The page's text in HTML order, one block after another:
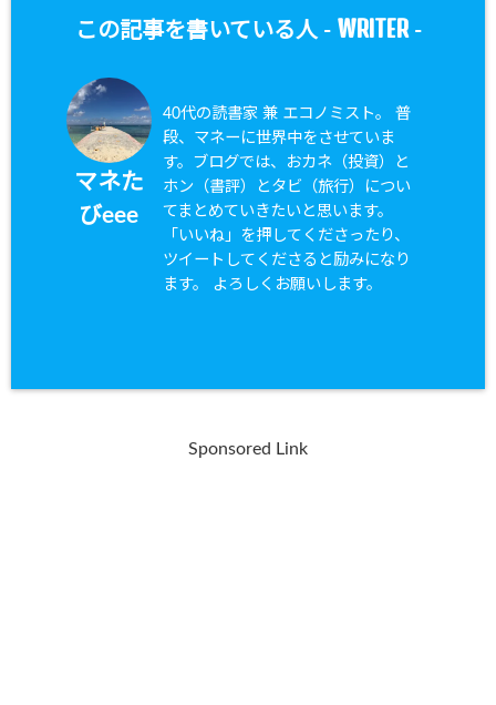
この記事を書いている人 - WRITER-
マネた
びeee
40代の読書家 兼 エコノミスト。 普
段、マネーに世界中をさせていま
す。ブログでは、おカネ（投資）と
ホン（書評）とタビ（旅行）につい
てまとめていきたいと思います。
「いいね」を押してくださったり、
ツイートしてくださると励みになり
ます。 よろしくお願いします。
Sponsored Link